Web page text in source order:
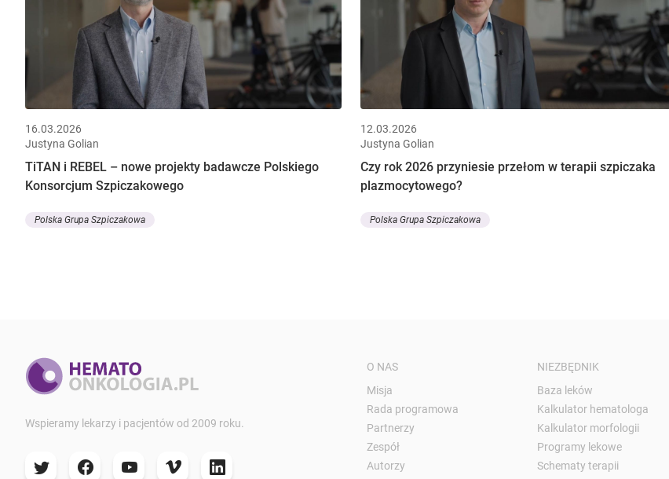
16.03.2026
Justyna Golian
TiTAN i REBEL – nowe projekty badawcze Polskiego
Konsorcjum Szpiczakowego
Polska Grupa Szpiczakowa
12.03.2026
Justyna Golian
Czy rok 2026 przyniesie przełom w terapii szpiczaka
plazmocytowego?
Polska Grupa Szpiczakowa
Wspieramy lekarzy i pacjentów od 2009 roku.
O NAS
Misja
Rada programowa
Partnerzy
Zespół
Autorzy
NIEZBĘDNIK
Baza leków
Kalkulator hematologa
Kalkulator morfologii
Programy lekowe
Schematy terapii